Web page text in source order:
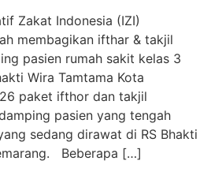
Zakat Indonesia (IZI)
membagikan ifthar & takjil
pasien rumah sakit kelas 3
Wira Tamtama Kota
paket ifthor dan takjil
pasien yang tengah
sedang dirawat di RS Bhakti
Beberapa […]